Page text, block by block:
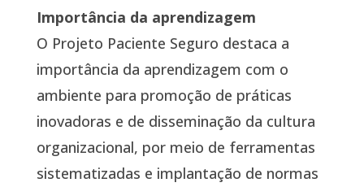
Importância da aprendizagem
O Projeto Paciente Seguro destaca a
importância da aprendizagem com o
ambiente para promoção de práticas
inovadoras e de disseminação da cultura
organizacional, por meio de ferramentas
sistematizadas e implantação de normas